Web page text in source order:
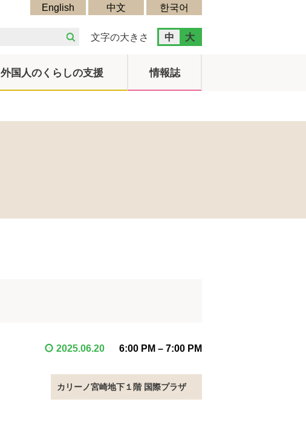
English 中文 한국어
文字の大きさ 中 大
外国人のくらしの支援 情報誌
2025.06.20 6:00 PM – 7:00 PM
カリーノ宮崎地下１階 国際プラザ